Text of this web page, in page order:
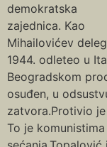
demokratska
zajednica. Kao
Mihailovićev
1944. odleteo u
Beogradskom
osuđen, u
zatvora.Protivio
To je